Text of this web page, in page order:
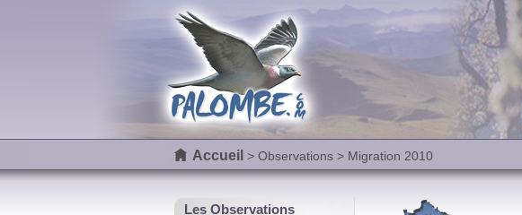
Accueil > Observations> Migration 2010
Les Observations